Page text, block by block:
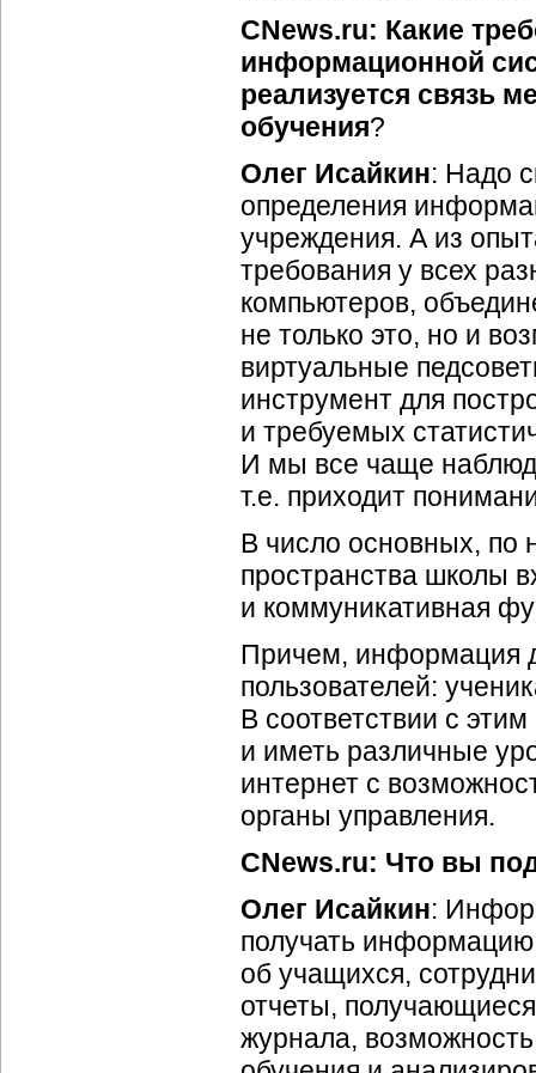
CNews.ru: Какие
информационной
реализуется связь
обучения?
Олег Исайкин: Надо
определения
учреждения. А из
требования у всех
компьютеров,
не только это, но и
виртуальные
инструмент для
и требуемых
И мы все чаще
т.е. приходит
В число основных,
пространства школы
и коммуникативная
Причем, информация
пользователей:
В соответствии с
и иметь различные
интернет с
органы управления.
CNews.ru: Что вы
Олег Исайкин:
получать
об учащихся,
отчеты,
журнала,